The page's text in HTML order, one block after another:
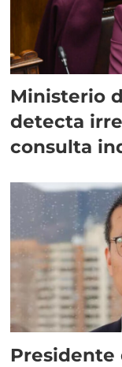
Ministerio
detecta
consulta
Presidente